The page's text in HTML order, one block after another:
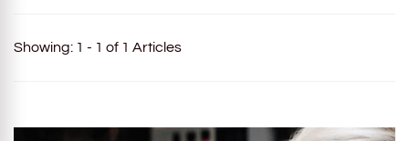
Showing: 1 - 1 of 1 Articles